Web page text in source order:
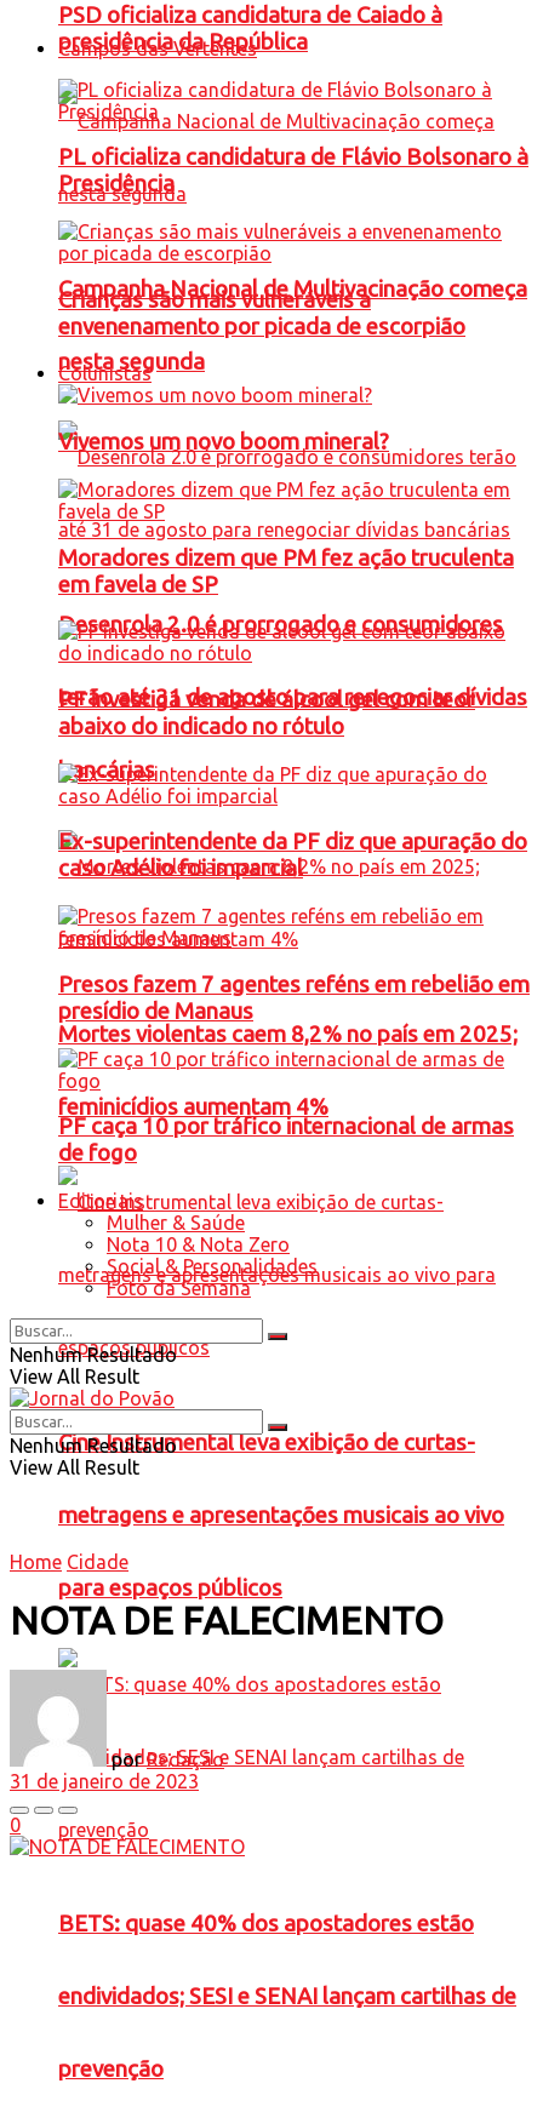
Campos das Vertentes
Campanha Nacional de Multivacinação começa
nesta segunda
Desenrola 2.0 é prorrogado e consumidores
terão até 31 de agosto para renegociar dívidas
bancárias
Mortes violentas caem 8,2% no país em 2025;
feminicídios aumentam 4%
Cine Instrumental leva exibição de curtas-
metragens e apresentações musicais ao vivo
para espaços públicos
BETS: quase 40% dos apostadores estão
endividados; SESI e SENAI lançam cartilhas de
prevenção
PSD oficializa candidatura de Caiado à
presidência da República
PL oficializa candidatura de Flávio Bolsonaro à
Presidência
Crianças são mais vulneráveis a
envenenamento por picada de escorpião
Colunistas
Vivemos um novo boom mineral?
Moradores dizem que PM fez ação truculenta
em favela de SP
PF investiga venda de álcool gel com teor
abaixo do indicado no rótulo
Ex-superintendente da PF diz que apuração do
caso Adélio foi imparcial
Presos fazem 7 agentes reféns em rebelião em
presídio de Manaus
PF caça 10 por tráfico internacional de armas
de fogo
Editoriais
Mulher & Saúde
Nota 10 & Nota Zero
Social & Personalidades
Foto da Semana
Nenhum Resultado
View All Result
Nenhum Resultado
View All Result
Home Cidade
NOTA DE FALECIMENTO
por Redação
31 de janeiro de 2023
0